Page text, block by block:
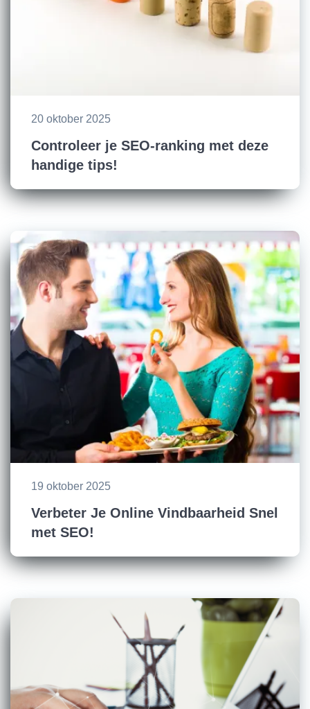
20 oktober 2025
Controleer je SEO-ranking met deze
handige tips!
19 oktober 2025
Verbeter Je Online Vindbaarheid Snel
met SEO!